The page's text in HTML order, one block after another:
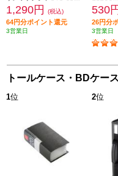
1,290円 (税込)
64円分ポイント還元
3営業日
530
26円分
3営業日
トールケース・BDケー
1位 2位